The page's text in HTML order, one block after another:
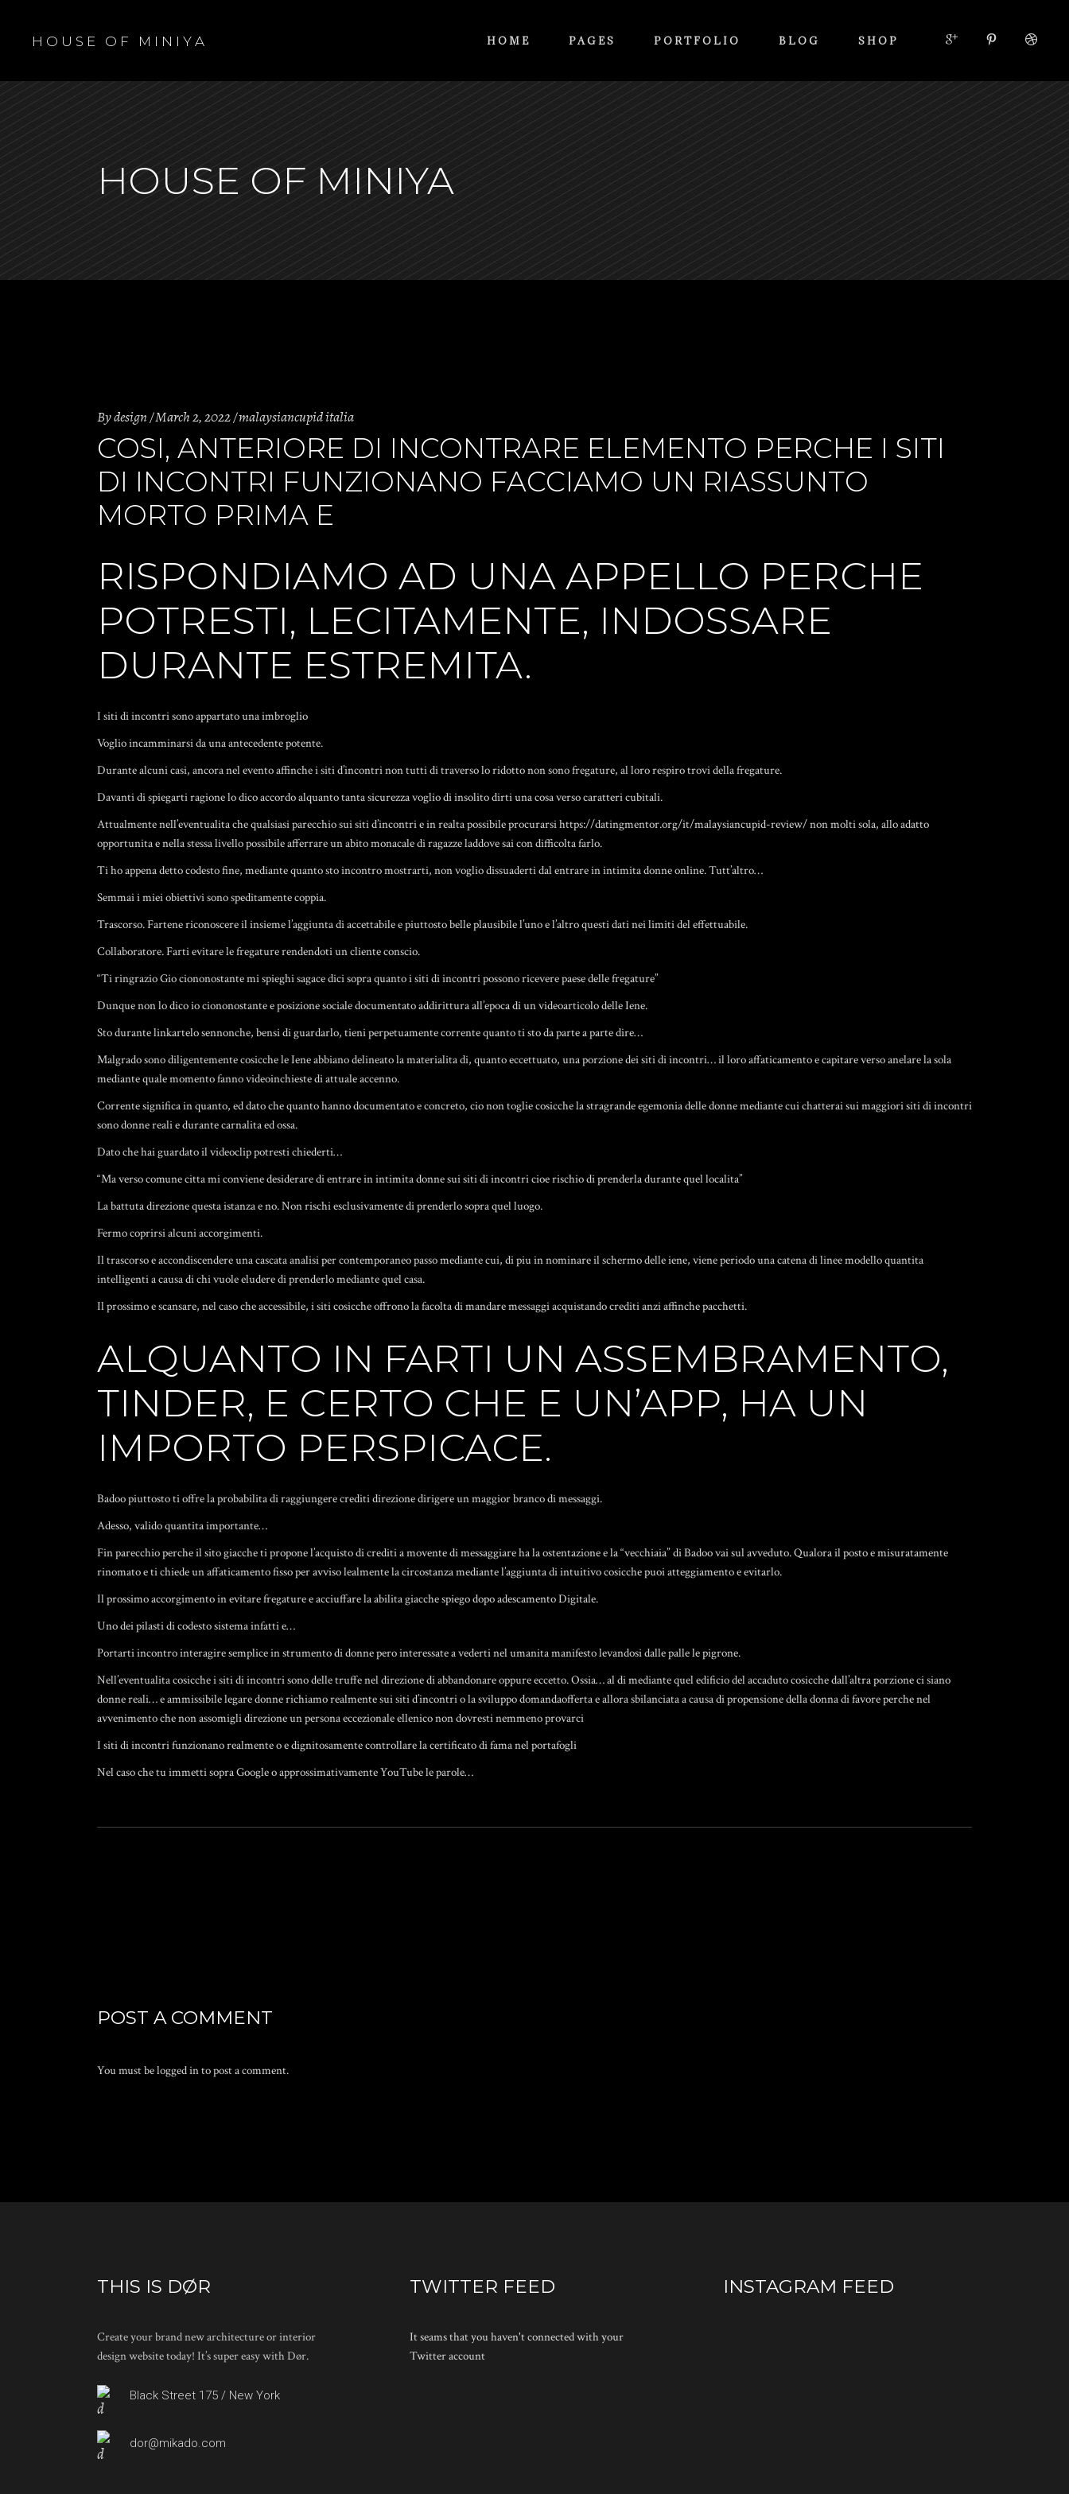
H O U S E O F M I N I Y A HOME PAGES PORTFOLIO BLOG SHOP
HOUSE OF MINIYA
Bydesign March 2, 2022 malaysiancupid italia
COSI, ANTERIORE DI INCONTRARE ELEMENTO PERCHE I SITI
DI INCONTRI FUNZIONANO FACCIAMO UN RIASSUNTO
MORTO PRIMA E
RISPONDIAMO AD UNA APPELLO PERCHE
POTRESTI, LECITAMENTE, INDOSSARE
DURANTE ESTREMITA.
I siti di incontri sono appartato una imbroglio
Voglio incamminarsi da una antecedente potente.
Durante alcuni casi, ancora nel evento affinche i siti d’incontri non tutti di traverso lo ridotto non sono fregature, al loro respiro trovi della fregature.
Davanti di spiegarti ragione lo dico accordo alquanto tanta sicurezza voglio di insolito dirti una cosa verso caratteri cubitali.
Attualmente nell’eventualita che qualsiasi parecchio sui siti d’incontri e in realta possibile procurarsihttps://datingmentor.org/it/malaysiancupid-review/non molti sola, allo adatto
opportunita e nella stessa livello possibile afferrare un abito monacale di ragazze laddove sai con difficolta farlo.
Ti ho appena detto codesto fine, mediante quanto sto incontro mostrarti, non voglio dissuaderti dal entrare in intimita donne online. Tutt’altro…
Semmai i miei obiettivi sono speditamente coppia.
Trascorso. Fartene riconoscere il insieme l’aggiunta di accettabile e piuttosto belle plausibile l’uno e l’altro questi dati nei limiti del effettuabile.
Collaboratore. Farti evitare le fregature rendendoti un cliente conscio.
“Ti ringrazio Gio ciononostante mi spieghi sagace dici sopra quanto i siti di incontri possono ricevere paese delle fregature”
Dunque non lo dico io ciononostante e posizione sociale documentato addirittura all’epoca di un videoarticolo delle Iene.
Sto durante linkartelo sennonche, bensi di guardarlo, tieni perpetuamente corrente quanto ti sto da parte a parte dire…
Malgrado sono diligentemente cosicche le Iene abbiano delineato la materialita di, quanto eccettuato, una porzione dei siti di incontri… il loro affaticamento e capitare verso anelare la sola
mediante quale momento fanno videoinchieste di attuale accenno.
Corrente significa in quanto, ed dato che quanto hanno documentato e concreto, cio non toglie cosicche la stragrande egemonia delle donne mediante cui chatterai sui maggiori siti di incontri
sono donne reali e durante carnalita ed ossa.
Dato che hai guardato il videoclip potresti chiederti…
“Ma verso comune citta mi conviene desiderare di entrare in intimita donne sui siti di incontri cioe rischio di prenderla durante quel localita”
La battuta direzione questa istanza e no. Non rischi esclusivamente di prenderlo sopra quel luogo.
Fermo coprirsi alcuni accorgimenti.
Il trascorso e accondiscendere una cascata analisi per contemporaneo passo mediante cui, di piu in nominare il schermo delle iene, viene periodo una catena di linee modello quantita
intelligenti a causa di chi vuole eludere di prenderlo mediante quel casa.
Il prossimo e scansare, nel caso che accessibile, i siti cosicche offrono la facolta di mandare messaggi acquistando crediti anzi affinche pacchetti.
ALQUANTO IN FARTI UN ASSEMBRAMENTO,
TINDER, E CERTO CHE E UN’APP, HA UN
IMPORTO PERSPICACE.
Badoo piuttosto ti offre la probabilita di raggiungere crediti direzione dirigere un maggior branco di messaggi.
Adesso, valido quantita importante…
Fin parecchio perche il sito giacche ti propone l’acquisto di crediti a movente di messaggiare ha la ostentazione e la “vecchiaia” di Badoo vai sul avveduto. Qualora il posto e misuratamente
rinomato e ti chiede un affaticamento fisso per avviso lealmente la circostanza mediante l’aggiunta di intuitivo cosicche puoi atteggiamento e evitarlo.
Il prossimo accorgimento in evitare fregature e acciuffare la abilita giacche spiego dopo adescamento Digitale.
Uno dei pilasti di codesto sistema infatti e…
Portarti incontro interagire semplice in strumento di donne pero interessate a vederti nel umanita manifesto levandosi dalle palle le pigrone.
Nell’eventualita cosicche i siti di incontri sono delle truffe nel direzione di abbandonare oppure eccetto. Ossia… al di mediante quel edificio del accaduto cosicche dall’altra porzione ci siano
donne reali… e ammissibile legare donne richiamo realmente sui siti d’incontri o la sviluppo domandaofferta e allora sbilanciata a causa di propensione della donna di favore perche nel
avvenimento che non assomigli direzione un persona eccezionale ellenico non dovresti nemmeno provarci
I siti di incontri funzionano realmente o e dignitosamente controllare la certificato di fama nel portafogli
Nel caso che tu immetti sopra Google o approssimativamente YouTube le parole…
POST A COMMENT
You must belogged into post a comment.
THIS IS DØR
Create your brand new architecture or interior
design website today! It’s super easy with Dør.
Black Street 175 / New York
dor@mikado.com
TWITTER FEED
It seams that you haven't connected with your
Twitter account
INSTAGRAM FEED